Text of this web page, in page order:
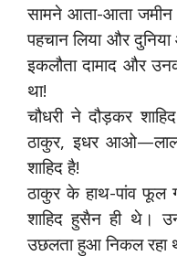
सामने आता-आता जमीन
पहचान लिया और
इकलौता दामाद और
था!
चौधरी ने दौड़कर
ठाकुर, इधर
शाहिद है!
ठाकुर के हाथ-पांव फूल
शाहिद हुसैन ही थे।
उछलता हुआ निकल रहा